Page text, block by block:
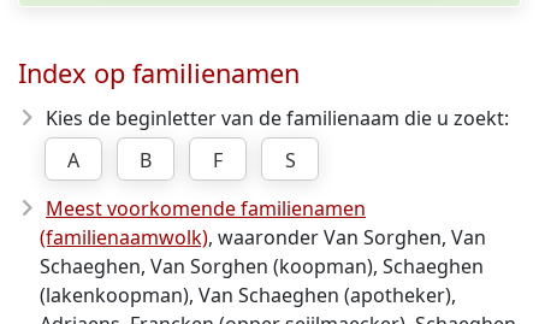
Index op familienamen
Kies de beginletter van de familienaam die u zoekt:
A
B F
S
Meest voorkomende familienamen
(familienaamwolk), waaronder Van Sorghen, Van
Schaeghen, Van Sorghen (koopman), Schaeghen
(lakenkoopman), Van Schaeghen (apotheker),